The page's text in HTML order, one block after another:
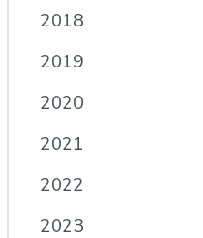
2018
2019
2020
2021
2022
2023